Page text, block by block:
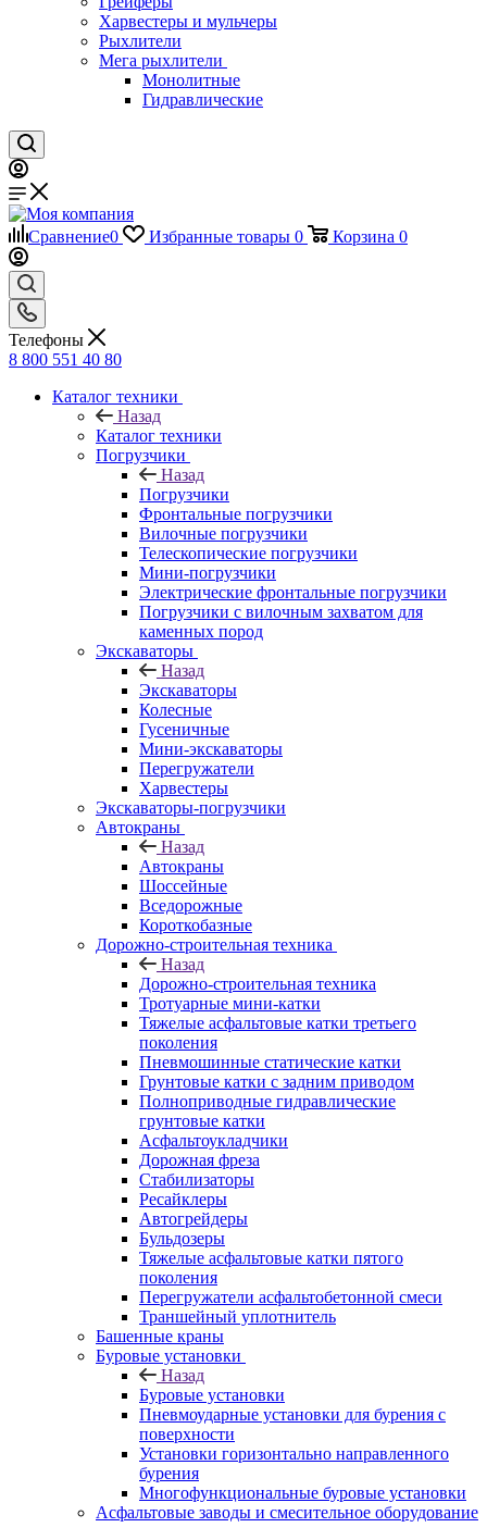
Харвестеры и мульчеры
Рыхлители
Мега рыхлители
Монолитные
Гидравлические
Сравнение0 Избранные товары 0 Корзина 0
Телефоны
8 800 551 40 80
Каталог техники
Назад
Каталог техники
Погрузчики
Назад
Погрузчики
Фронтальные погрузчики
Вилочные погрузчики
Телескопические погрузчики
Мини-погрузчики
Электрические фронтальные погрузчики
Погрузчики с вилочным захватом для
каменных пород
Экскаваторы
Назад
Экскаваторы
Колесные
Гусеничные
Мини-экскаваторы
Перегружатели
Харвестеры
Экскаваторы-погрузчики
Автокраны
Назад
Автокраны
Шоссейные
Вседорожные
Короткобазные
Дорожно-строительная техника
Назад
Дорожно-строительная техника
Тротуарные мини-катки
Тяжелые асфальтовые катки третьего
поколения
Пневмошинные статические катки
Грунтовые катки с задним приводом
Полноприводные гидравлические
грунтовые катки
Асфальтоукладчики
Дорожная фреза
Стабилизаторы
Ресайклеры
Автогрейдеры
Бульдозеры
Тяжелые асфальтовые катки пятого
поколения
Перегружатели асфальтобетонной смеси
Траншейный уплотнитель
Башенные краны
Буровые установки
Назад
Буровые установки
Пневмоударные установки для бурения с
поверхности
Установки горизонтально направленного
бурения
Многофункциональные буровые установки
Асфальтовые заводы и смесительное оборудование